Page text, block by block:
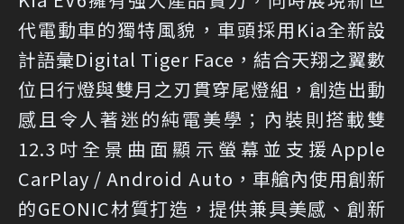
代電動車的獨特風貌，車頭採用Kia全新設
計語彙Digital Tiger Face，結合天翔之翼數
位日行燈與雙月之刃貫穿尾燈組，創造出動
感且令人著迷的純電美學；內裝則搭載雙
12.3吋全景曲面顯示螢幕並支援Apple
CarPlay / Android Auto，車艙內使用創新
的GEONIC材質打造，提供兼具美感、創新